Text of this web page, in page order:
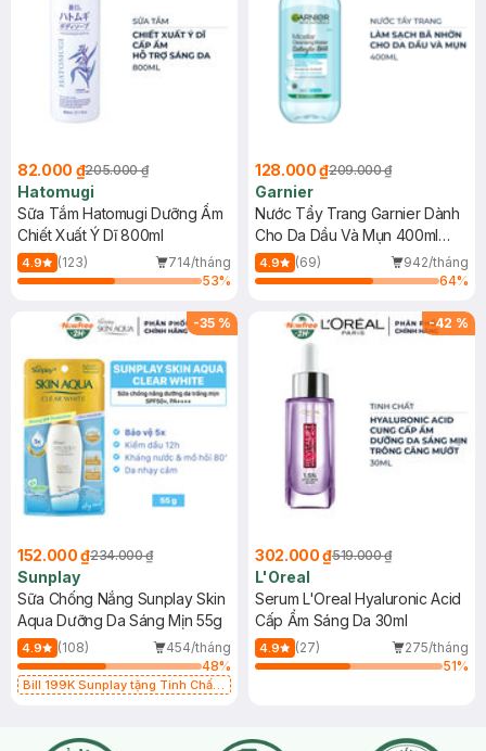
82.000 ₫205.000 ₫
Hatomugi
Sữa Tắm Hatomugi Dưỡng Ẩm
Chiết Xuất Ý Dĩ 800ml
4.9 (123)
714/tháng
53%
128.000 ₫209.000 ₫
Garnier
Nước Tẩy Trang Garnier Dành
Cho Da Dầu Và Mụn 400ml
(Mới)
4.9 (69)
942/tháng
64%
-35 %
152.000 ₫234.000 ₫
Sunplay
Sữa Chống Nắng Sunplay Skin
Aqua Dưỡng Da Sáng Mịn 55g
4.9 (108)
454/tháng
48%
Bill 199K Sunplay tặng Tinh Chất
-42 %
302.000 ₫519.000 ₫
L'Oreal
Serum L'Oreal Hyaluronic Acid
Cấp Ẩm Sáng Da 30ml
4.9 (27)
275/tháng
51%